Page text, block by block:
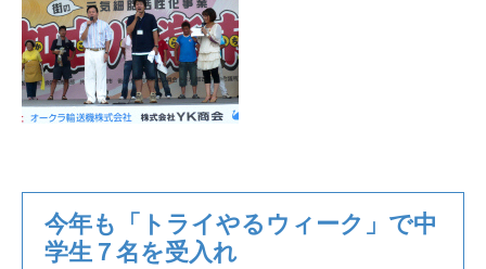
今年も「トライやるウィーク」で中
学生７名を受入れ